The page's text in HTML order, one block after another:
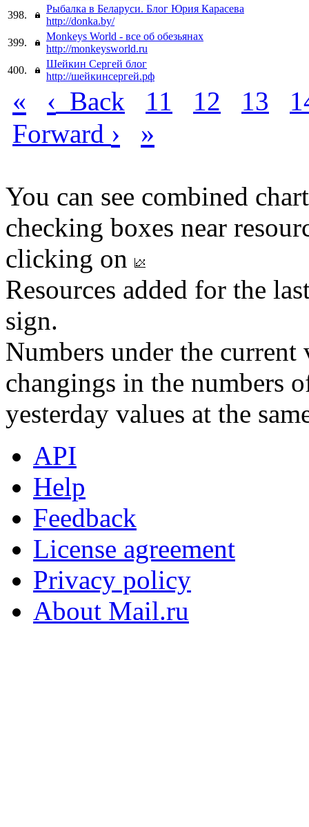
398.
Рыбалка в Беларуси. Блог Юрия Карасева
http://donka.by/
399.
Monkeys World - все об обезьянах
http://monkeysworld.ru
400.
Шейкин Сергей блог
http://шейкинсергей.рф
« ‹ Back 11 12 13
Forward › »
You can see combined
checking boxes near
clicking on
Resources added for the
sign.
Numbers under the
changings in the numbers
yesterday values at the
API
Help
Feedback
License agreement
Privacy policy
About Mail.ru